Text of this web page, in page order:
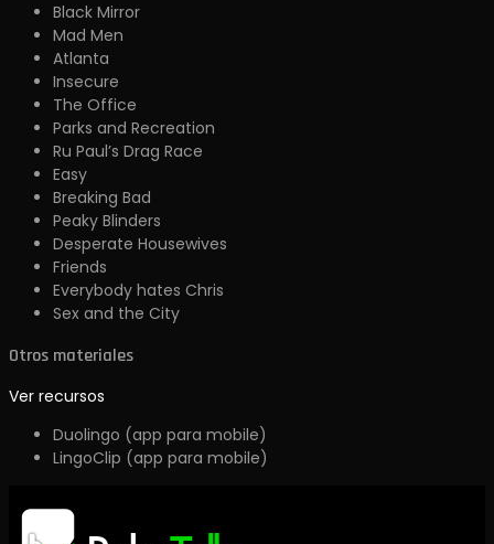
Black Mirror
Mad Men
Atlanta
Insecure
The Office
Parks and Recreation
Ru Paul’s Drag Race
Easy
Breaking Bad
Peaky Blinders
Desperate Housewives
Friends
Everybody hates Chris
Sex and the City
Otros materiales
Ver recursos
Duolingo (app para mobile)
LingoClip (app para mobile)